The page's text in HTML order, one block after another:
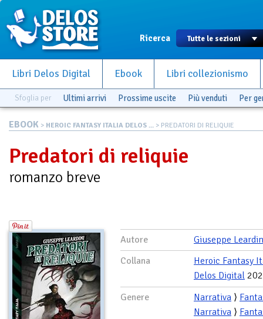
Ricerca
Libri Delos Digital Ebook Libri collezionismo
Sfoglia per Ultimi arrivi Prossime uscite Più venduti Per
EBOOK > HEROIC FANTASY ITALIA DELOS ... > PREDATORI DI RELIQUIE
Predatori di reliquie
romanzo breve
Autore
Giuseppe
Collana
Heroic Fantasy
Delos Digital
Genere
Narrativa ⟩
Narrativa ⟩